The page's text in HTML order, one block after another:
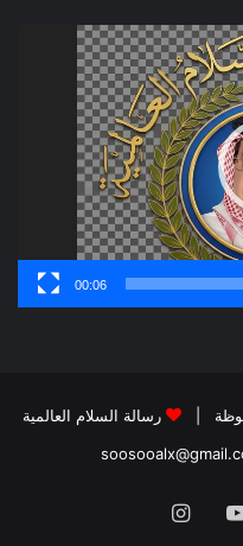
00:06
رسالة السلام العالمية
يوتيوبانستقرام